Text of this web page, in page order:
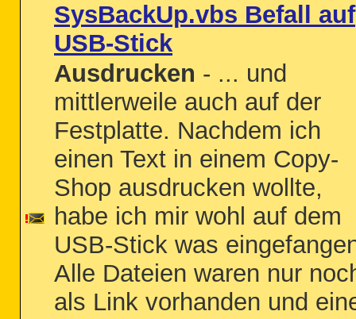
SysBackUp.vbs Befall auf
USB-Stick
Ausdrucken - ... und
mittlerweile auch auf der
Festplatte. Nachdem ich
einen Text in einem Copy-
Shop ausdrucken wollte,
habe ich mir wohl auf dem
USB-Stick was
Alle Dateien waren nur
als Link vorhanden und